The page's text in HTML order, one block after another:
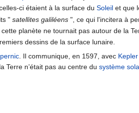
ci étaient à la surface duSoleil et que
"satellites galiléens ", ce qui l'incitera à
planète ne tournait pas autour de la
dessins de la surface lunaire.
. Il communique, en 1597, avec Kepler
Terre n’était pas au centre du système